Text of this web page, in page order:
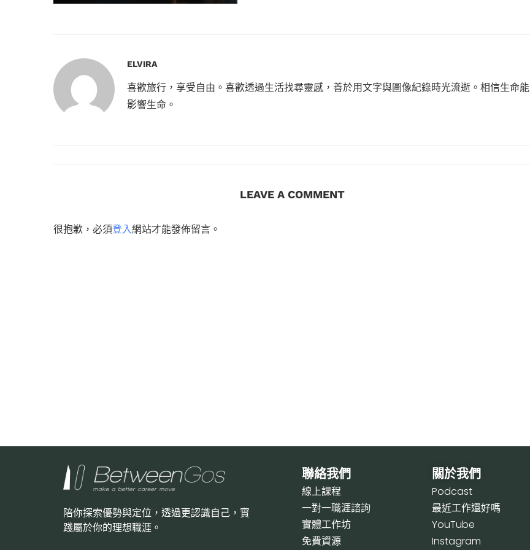
ELVIRA
喜歡旅行，享受自由。喜歡透過生活找尋靈感，善於用文字與圖像紀錄時光流逝。相信生命能
影響生命。
LEAVE A COMMENT
很抱歉，必須登入網站才能發佈留言。
陪你探索優勢與定位，透過更認識自己，實
踐屬於你的理想職涯。
聯絡我們
線上課程
一對一職涯諮詢
實體工作坊
免費資源
關於我們
Podcast
最近工作還好嗎
YouTube
Instagram